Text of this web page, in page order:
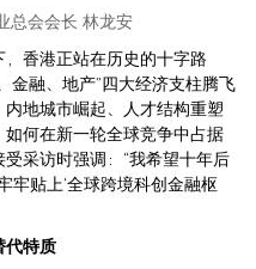
总会会长 林龙安
香港正站在历史的十字路
金融、地产”四大经济支柱腾飞
地城市崛起、人才结构重塑
何在新一轮全球竞争中占据
采访时强调：“我希望十年后
牢贴上‘全球跨境科创金融枢
代特质